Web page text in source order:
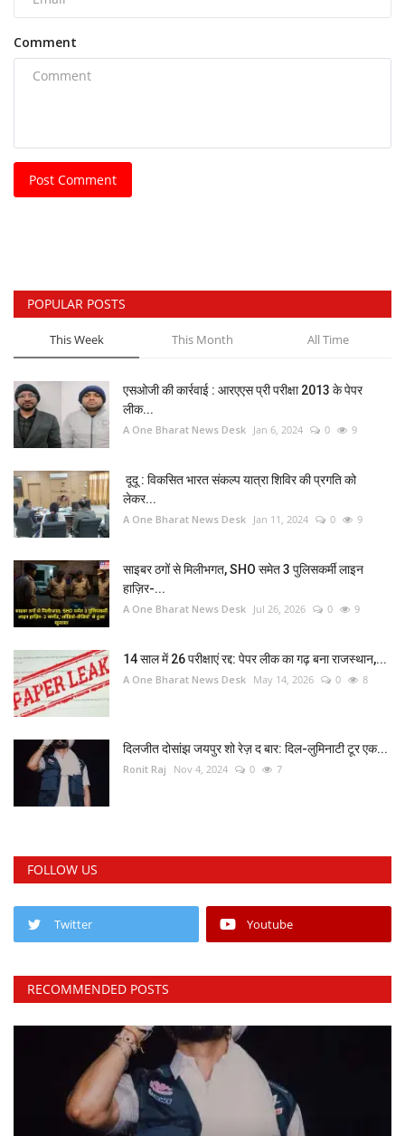
Comment
Post Comment
POPULAR POSTS
This Week This Month All Time
एसओजी की कार्रवाई : आरएएस प्री परीक्षा 2013 के पेपर
लीक...
A One Bharat News Desk Jan 6, 2024 0 9
दूदू : विकसित भारत संकल्प यात्रा शिविर की प्रगति को
लेकर...
A One Bharat News Desk Jan 11, 2024 0 9
साइबर ठगों से मिलीभगत, SHO समेत 3 पुलिसकर्मी लाइन
हाज़िर-...
A One Bharat News Desk Jul 26, 2026 0 9
14 साल में 26 परीक्षाएं रद्द: पेपर लीक का गढ़ बना राजस्थान,...
A One Bharat News Desk May 14, 2026 0 8
दिलजीत दोसांझ जयपुर शो रेज़ द बार: दिल-लुमिनाटी टूर एक...
Ronit Raj Nov 4, 2024 0 7
FOLLOW US
Twitter Youtube
RECOMMENDED POSTS